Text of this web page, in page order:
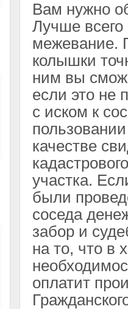
Вам нужно
Лучше всего
межевание.
колышки
ним вы
если это не
с иском к
качестве
участка.
были
соседа
забор и
на то, что в
оплатит